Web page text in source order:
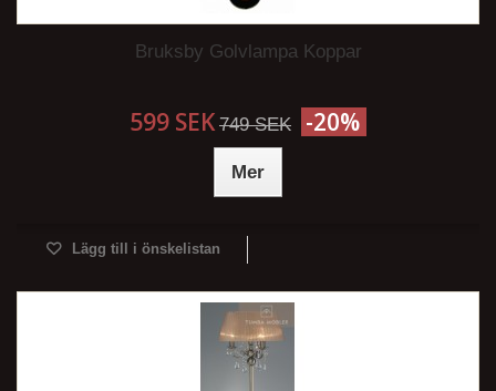
Bruksby Golvlampa Koppar
599 SEK 749 SEK -20%
Mer
Lägg till i önskelistan